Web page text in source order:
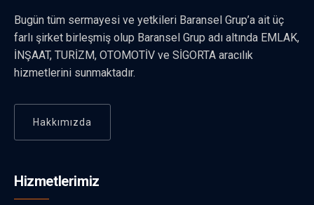
Bugün tüm sermayesi ve yetkileri Baransel Grup’a ait üç
farlı şirket birleşmiş olup Baransel Grup adı altında EMLAK,
İNŞAAT, TURİZM, OTOMOTİV ve SİGORTA aracılık
hizmetlerini sunmaktadır.
Hakkımızda
Hizmetlerimiz